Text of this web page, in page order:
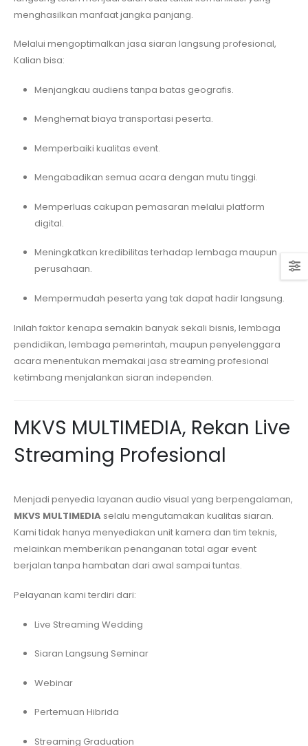
menghasilkan manfaat jangka panjang.
Melalui mengoptimalkan jasa siaran langsung profesional,
Kalian bisa:
Menjangkau audiens tanpa batas geografis.
Menghemat biaya transportasi peserta.
Memperbaiki kualitas event.
Mengabadikan semua acara dengan mutu tinggi.
Memperluas cakupan pemasaran melalui platform
digital.
Meningkatkan kredibilitas terhadap lembaga maupun
perusahaan.
Mempermudah peserta yang tak dapat hadir langsung.
Inilah faktor kenapa semakin banyak sekali bisnis, lembaga
pendidikan, lembaga pemerintah, maupun penyelenggara
acara menentukan memakai jasa streaming profesional
ketimbang menjalankan siaran independen.
MKVS MULTIMEDIA, Rekan Live
Streaming Profesional
Menjadi penyedia layanan audio visual yang berpengalaman,
MKVS MULTIMEDIA selalu mengutamakan kualitas siaran.
Kami tidak hanya menyediakan unit kamera dan tim teknis,
melainkan memberikan penanganan total agar event
berjalan tanpa hambatan dari awal sampai tuntas.
Pelayanan kami terdiri dari:
Live Streaming Wedding
Siaran Langsung Seminar
Webinar
Pertemuan Hibrida
Streaming Graduation